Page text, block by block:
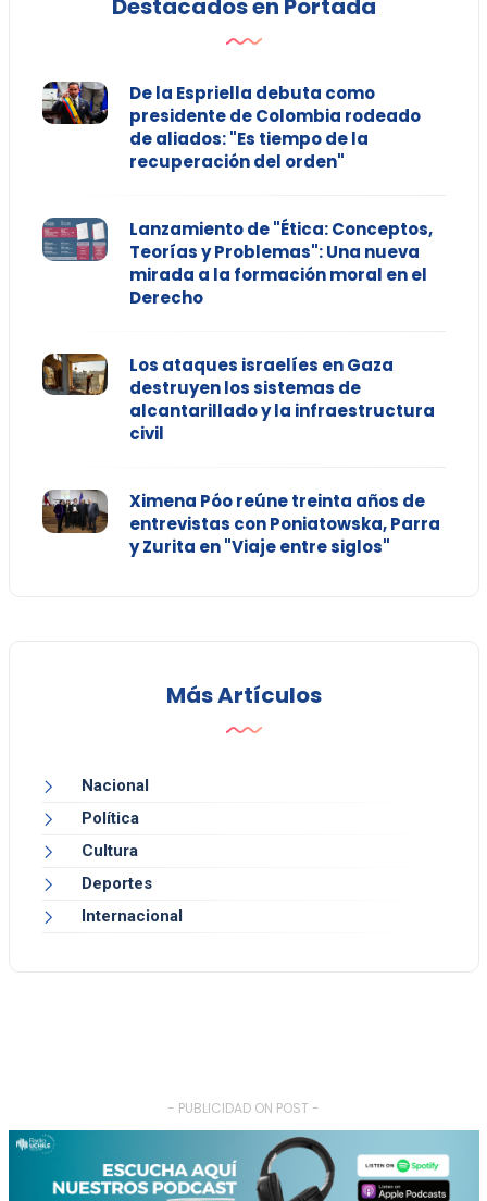
Destacados en Portada
De la Espriella debuta como
presidente de Colombia rodeado
de aliados: "Es tiempo de la
recuperación del orden"
Lanzamiento de "Ética: Conceptos,
Teorías y Problemas": Una nueva
mirada a la formación moral en el
Derecho
Los ataques israelíes en Gaza
destruyen los sistemas de
alcantarillado y la infraestructura
civil
Ximena Póo reúne treinta años de
entrevistas con Poniatowska, Parra
y Zurita en "Viaje entre siglos"
Más Artículos
Nacional
Política
Cultura
Deportes
Internacional
- PUBLICIDAD ON POST -